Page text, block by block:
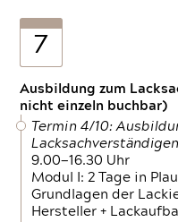
7
Ausbildung zum
nicht einzeln buchbar)
Termin 4/10:
Lacksachverständigen
9.00—16.30 Uhr
Modul I: 2 Tage in
Grundlagen der
Hersteller +